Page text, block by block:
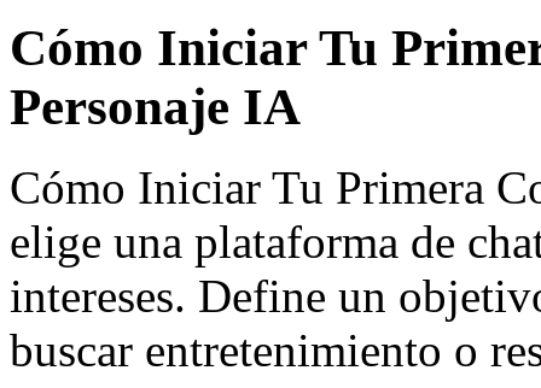
Cómo Iniciar Tu
Personaje IA
Cómo Iniciar Tu Primera
elige una plataforma de
intereses. Define un
buscar entretenimiento o